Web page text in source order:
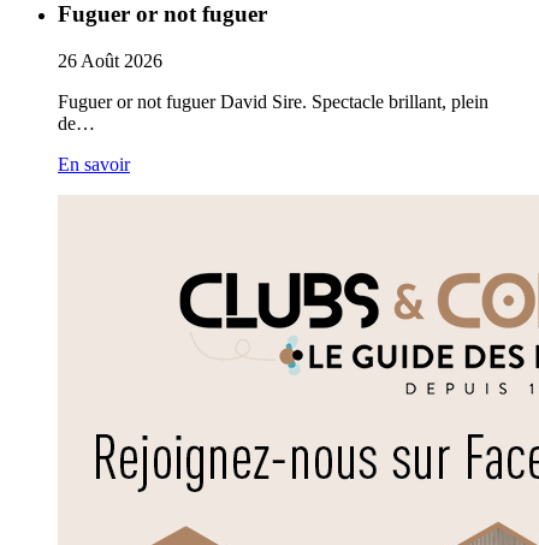
Fuguer or not fuguer
26 Août 2026
Fuguer or not fuguer David Sire. Spectacle brillant, plein
de…
En savoir